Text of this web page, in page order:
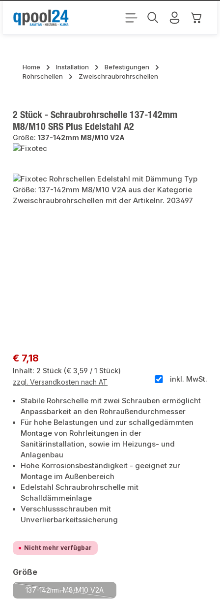
Zum Hauptinhalt springen
Home Installation
Befestigungen
Rohrschellen
Zweischraubrohrschellen
2 Stück - Schraubrohrschelle 137-142mm
M8/M10 SRS Plus Edelstahl A2
Größe:137-142mm M8/M10 V2A
Bildergalerie überspringen
Regulärer Preis:
€ 7,18
Inhalt: 2 Stück (€ 3,59 / 1 Stück)
inkl. MwSt.
zzgl. Versandkosten nach AT
Stabile Rohrschelle mit zwei Schrauben ermöglicht
Anpassbarkeit an den Rohraußendurchmesser
Für hohe Belastungen und zur schallgedämmten
Montage von Rohrleitungen in der
Sanitärinstallation, sowie im Heizungs- und
Anlagenbau
Hohe Korrosionsbeständigkeit - geeignet zur
Montage im Außenbereich
Edelstahl Schraubrohrschelle mit
Schalldämmeinlage
Verschlussschrauben mit
Unverlierbarkeitssicherung
Nicht mehr verfügbar
Größeauswählen
137-142mm M8/M10 V2A
(Diese Option ist zurzeit nicht verfügbar.)